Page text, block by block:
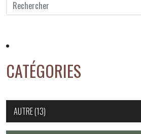
CATÉGORIES
AUTRE(13)